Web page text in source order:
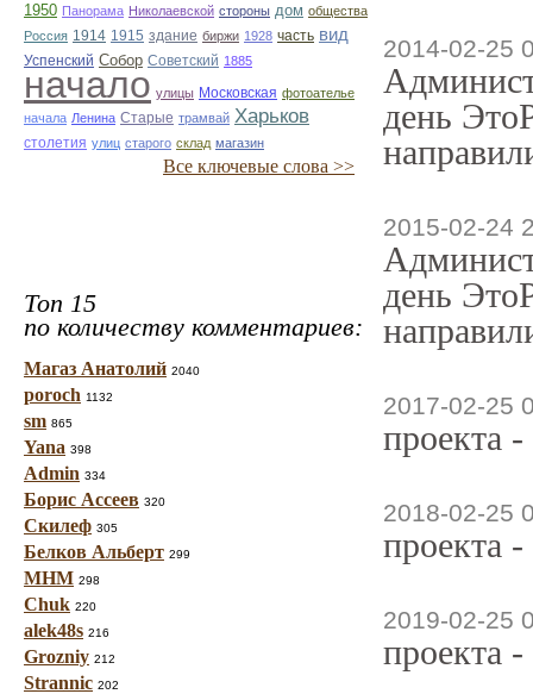
1950 Панорама Николаевской стороны дом общества
Россия 1914 1915 здание биржи 1928 часть вид
Успенский Собор Советский 1885
начало улицы Московская фотоателье
начала Ленина Старые трамвай Харьков
столетия улиц старого склад магазин
Все ключевые слова >>
Топ 15
по количеству комментариев:
Магаз Анатолий 2040
poroch 1132
sm 865
Yana 398
Admin 334
Борис Ассеев 320
Скилеф 305
Белков Альберт 299
МНМ 298
Chuk 220
alek48s 216
Grozniy 212
Strannic 202
2014-02-25
день
2015-02-24
день
2017-02-25
проекта
2018-02-25
проекта
2019-02-25
проекта